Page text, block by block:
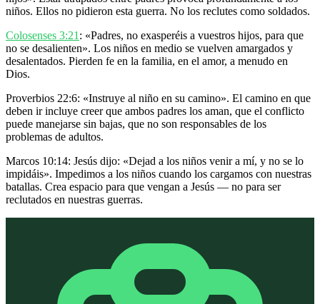
niños. Ellos no pidieron esta guerra. No los reclutes como soldados.
Colosenses 3:21 : «Padres, no exasperéis a vuestros hijos, para que
no se desalienten». Los niños en medio se vuelven amargados y
desalentados. Pierden fe en la familia, en el amor, a menudo en
Dios.
Proverbios 22:6: «Instruye al niño en su camino». El camino en que
deben ir incluye creer que ambos padres los aman, que el conflicto
puede manejarse sin bajas, que no son responsables de los
problemas de adultos.
Marcos 10:14: Jesús dijo: «Dejad a los niños venir a mí, y no se lo
impidáis». Impedimos a los niños cuando los cargamos con nuestras
batallas. Crea espacio para que vengan a Jesús — no para ser
reclutados en nuestras guerras.